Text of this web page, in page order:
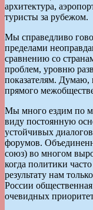
архитектура,
туристы за рубежом.
Мы справедливо
пределами
сравнению со
проблем, уровню
показателям. Думаю,
прямого
Мы много ездим по
виду постоянную
устойчивых
форумов.
союз) во многом
когда политики
результату нам
России
очевидных